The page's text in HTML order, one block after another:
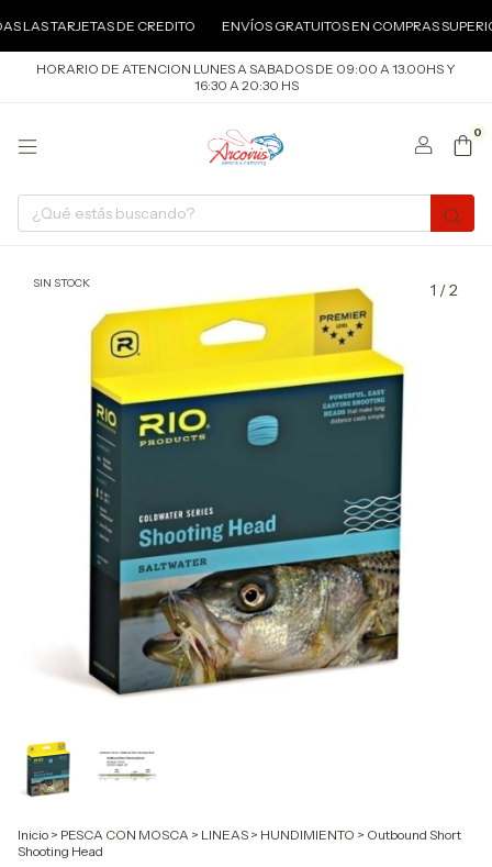
TARJETAS DE CREDITO ENVÍOS GRATUITOS EN COMPRAS
HORARIO DE ATENCION LUNES A SABADOS DE 09:00 A 13.00HS Y
16:30 A 20:30 HS
0
SIN STOCK 1 /2
Inicio > PESCA CON MOSCA > LINEAS > HUNDIMIENTO > Outbound Short
Shooting Head